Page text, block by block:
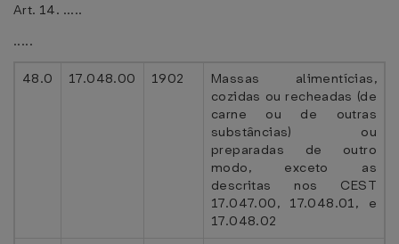
Art. 14. .....
.....
48.0 17.048.00 1902
Massas alimentícias,
cozidas ou recheadas (de
carne ou de outras
substâncias) ou
preparadas de outro
modo, exceto as
descritas nos CEST
17.047.00, 17.048.01, e
17.048.02